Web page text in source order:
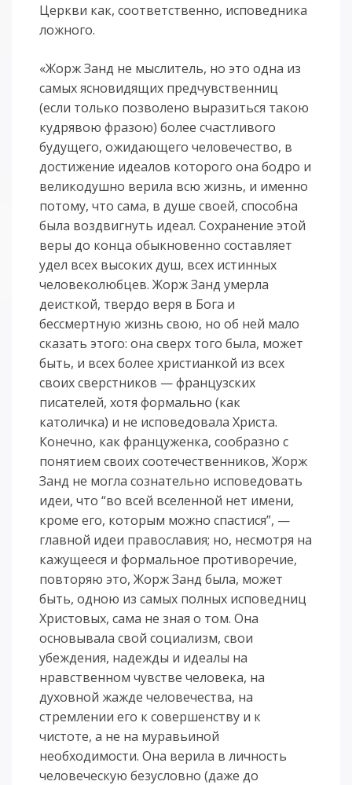
Церкви как, соответственно, исповедника
ложного.
«Жорж Занд не мыслитель, но это одна из
самых ясновидящих предчувственниц
(если только позволено выразиться такою
кудрявою фразою) более счастливого
будущего, ожидающего человечество, в
достижение идеалов которого она бодро и
великодушно верила всю жизнь, и именно
потому, что сама, в душе своей, способна
была воздвигнуть идеал. Сохранение этой
веры до конца обыкновенно составляет
удел всех высоких душ, всех истинных
человеколюбцев. Жорж Занд умерла
деисткой, твердо веря в Бога и
бессмертную жизнь свою, но об ней мало
сказать этого: она сверх того была, может
быть, и всех более христианкой из всех
своих сверстников — французских
писателей, хотя формально (как
католичка) и не исповедовала Христа.
Конечно, как француженка, сообразно с
понятием своих соотечественников, Жорж
Занд не могла сознательно исповедовать
идеи, что “во всей вселенной нет имени,
кроме его, которым можно спастися”, —
главной идеи православия; но, несмотря на
кажущееся и формальное противоречие,
повторяю это, Жорж Занд была, может
быть, одною из самых полных исповедниц
Христовых, сама не зная о том. Она
основывала свой социализм, свои
убеждения, надежды и идеалы на
нравственном чувстве человека, на
духовной жажде человечества, на
стремлении его к совершенству и к
чистоте, а не на муравьиной
необходимости. Она верила в личность
человеческую безусловно (даже до